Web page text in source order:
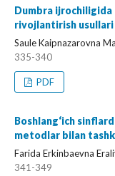
Dumbra
rivojlantirish usullari
Saule Kaipnazarovna
335-340
PDF
Boshlang‘ich
metodlar bilan
Farida Erkinbaevna
341-349